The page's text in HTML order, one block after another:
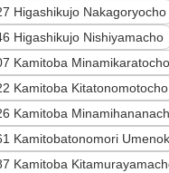
Higashikujo Nakagoryocho
Higashikujo Nishiyamacho
Kamitoba Minamikaratocho
Kamitoba Kitatonomotocho
Kamitoba
Kamitobatonomori
Kamitoba